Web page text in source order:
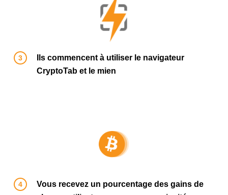
Ils commencent à utiliser le navigateur
CryptoTab et le mien
Vous recevez un pourcentage des gains de